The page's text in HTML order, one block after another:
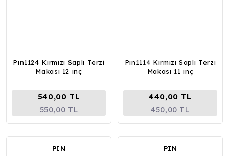
Pın1124 Kırmızı Saplı Terzi
Makası 12 inç
540,00 TL
550,00 TL
Pın1114 Kırmızı Saplı Terzi
Makası 11 inç
440,00 TL
450,00 TL
PIN PIN